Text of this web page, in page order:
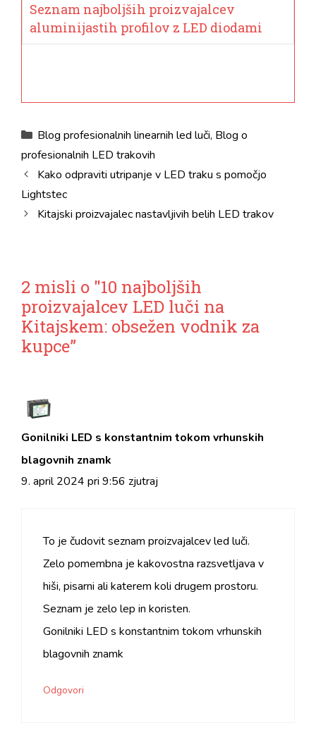
Seznam najboljših proizvajalcev
aluminijastih profilov z LED diodami
kategorije
Blog profesionalnih linearnih led luči, Blog o
profesionalnih LED trakovih
Kako odpraviti utripanje v LED traku s pomočjo
Lightstec
Kitajski proizvajalec nastavljivih belih LED trakov
2 misli o "10 najboljših
proizvajalcev LED luči na
Kitajskem: obsežen vodnik za
kupce”
Gonilniki LED s konstantnim tokom vrhunskih
blagovnih znamk
9. april 2024 pri 9:56 zjutraj
To je čudovit seznam proizvajalcev led luči.
Zelo pomembna je kakovostna razsvetljava v
hiši, pisarni ali katerem koli drugem prostoru.
Seznam je zelo lep in koristen.
Gonilniki LED s konstantnim tokom vrhunskih
blagovnih znamk
Odgovori